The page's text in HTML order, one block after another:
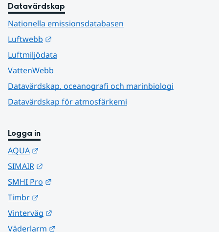
Datavärdskap
Nationella emissionsdatabasen
Luftwebb
Luftmiljödata
VattenWebb
Datavärdskap, oceanografi och marinbiologi
Datavärdskap för atmosfärkemi
Logga in
AQUA
SIMAIR
SMHI Pro
Timbr
Vinterväg
Väderlarm